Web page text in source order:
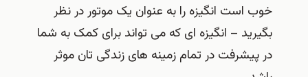
خوب است انگیزه را به عنوان یک موتور در نظر
بگیرید – انگیزه ای که می تواند برای کمک به شما
در پیشرفت در تمام زمینه های زندگی تان موثر